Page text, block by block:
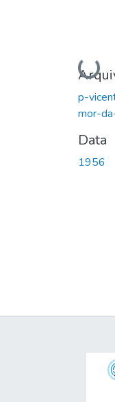
p-
mor-
Data
1956